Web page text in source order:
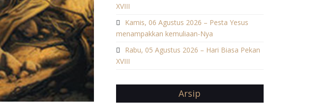
XVIII
Kamis, 06 Agustus 2026 – Pesta Yesus
menampakkan kemuliaan-Nya
Rabu, 05 Agustus 2026 – Hari Biasa Pekan
XVIII
Arsip